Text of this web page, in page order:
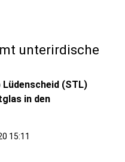
unterirdische
(STL)
in den
15:11